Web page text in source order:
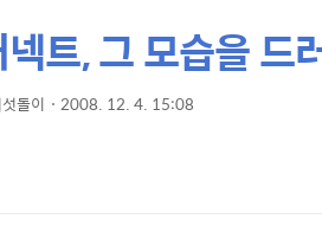
트, 그 모습을 드
돌이 2008. 12. 4. 15:08